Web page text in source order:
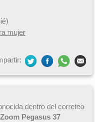
mujer
dentro del correteo
Pegasus 37